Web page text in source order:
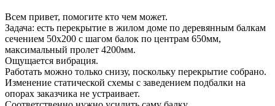
Всем привет, помогите кто чем может.
Задача: есть перекрытие в жилом доме по деревянным балкам
сечением 50х200 с шагом балок по центрам 650мм,
максимальный пролет 4200мм.
Ощущается вибрация.
Работать можно только снизу, поскольку перекрытие собрано.
Изменение статической схемы с заведением подбалки на
опорах заказчика не устраивает.